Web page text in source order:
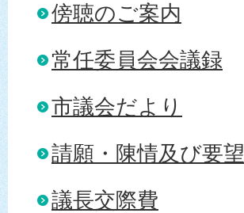
傍聴のご案内
常任委員会会議録
市議会だより
請願・陳情及び要望
議長交際費